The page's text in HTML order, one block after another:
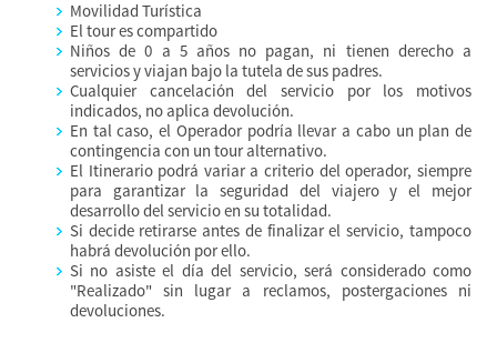
Movilidad Turística
El tour es compartido
Niños de 0 a 5 años no pagan, ni tienen derecho a
servicios y viajan bajo la tutela de sus padres.
Cualquier cancelación del servicio por los motivos
indicados, no aplica devolución.
En tal caso, el Operador podría llevar a cabo un plan de
contingencia con un tour alternativo.
El Itinerario podrá variar a criterio del operador, siempre
para garantizar la seguridad del viajero y el mejor
desarrollo del servicio en su totalidad.
Si decide retirarse antes de finalizar el servicio, tampoco
habrá devolución por ello.
Si no asiste el día del servicio, será considerado como
"Realizado" sin lugar a reclamos, postergaciones ni
devoluciones.